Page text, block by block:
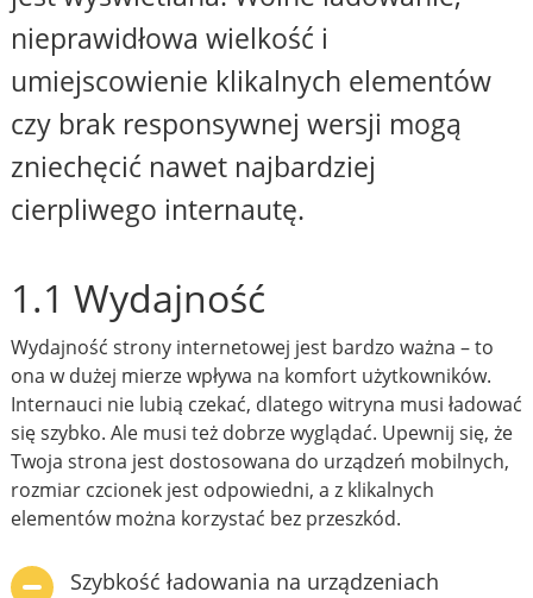
nieprawidłowa wielkość i
umiejscowienie klikalnych elementów
czy brak responsywnej wersji mogą
zniechęcić nawet najbardziej
cierpliwego internautę.
1.1 Wydajność
Wydajność strony internetowej jest bardzo ważna – to
ona w dużej mierze wpływa na komfort użytkowników.
Internauci nie lubią czekać, dlatego witryna musi ładować
się szybko. Ale musi też dobrze wyglądać. Upewnij się, że
Twoja strona jest dostosowana do urządzeń mobilnych,
rozmiar czcionek jest odpowiedni, a z klikalnych
elementów można korzystać bez przeszkód.
Szybkość ładowania na urządzeniach